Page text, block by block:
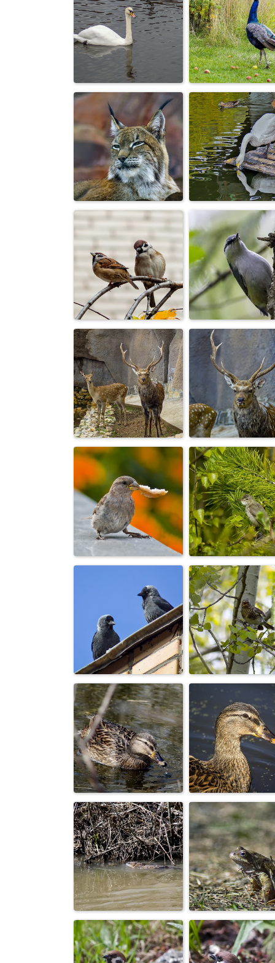
Утка лысуха Свиристель
Лебедь Павлин
Рысь Лебедь
Воробьи...наблюдатели Поползень
Пятнистые олени Олень
Воробей Птаха...
Галки Дрозд
Утка кряква Утка кряква